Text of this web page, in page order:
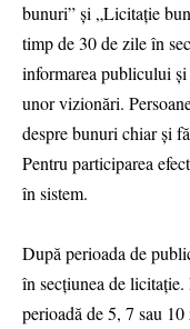
bunuri” și „Licitație
timp de 30 de zile în
informarea publicului
unor vizionări.
despre bunuri chiar și
Pentru participarea
în sistem.
După perioada de
în secțiunea de
perioadă de 5, 7 sau